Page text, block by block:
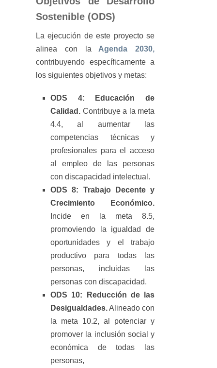
Sostenible (ODS)
La ejecución de este proyecto se
alinea con la Agenda 2030,
contribuyendo específicamente a
los siguientes objetivos y metas:
ODS 4: Educación de
Calidad. Contribuye a la meta
4.4, al aumentar las
competencias técnicas y
profesionales para el acceso
al empleo de las personas
con discapacidad intelectual.
ODS 8: Trabajo Decente y
Crecimiento Económico.
Incide en la meta 8.5,
promoviendo la igualdad de
oportunidades y el trabajo
productivo para todas las
personas, incluidas las
personas con discapacidad.
ODS 10: Reducción de las
Desigualdades.Alineado con
la meta 10.2, al potenciar y
promover la inclusión social y
económica de todas las
personas,